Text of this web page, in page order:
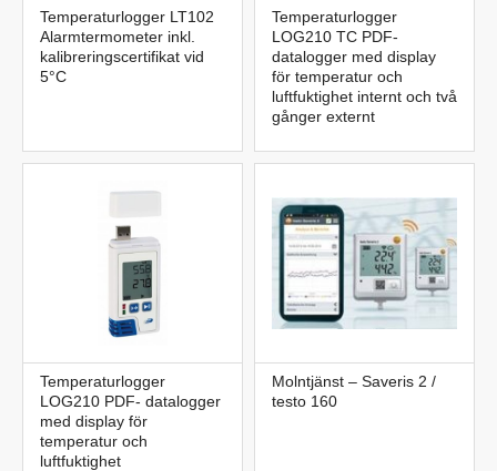
Temperaturlogger LT102
Alarmtermometer inkl.
kalibreringscertifikat vid
5°C
Temperaturlogger
LOG210 TC PDF-
datalogger med display
för temperatur och
luftfuktighet internt och två
gånger externt
Temperaturlogger
LOG210 PDF- datalogger
med display för
temperatur och
luftfuktighet
Molntjänst – Saveris 2 /
testo 160